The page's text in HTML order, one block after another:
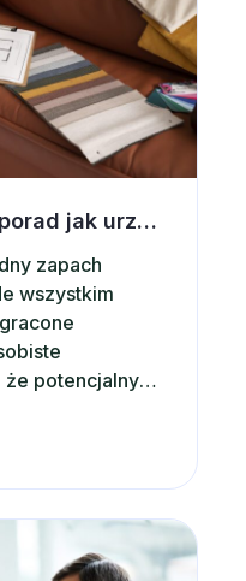
Home staging – 10 porad jak urządzić wnętrze pod wynajem krótkoterminowy
zapach
wszystkim
potencjalny
aby
do
–
na szybki
UN Global Compact